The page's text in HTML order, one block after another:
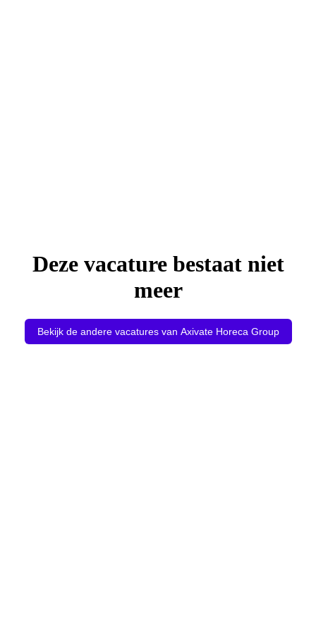
Deze vacature bestaat niet
meer
Bekijk de andere vacatures van Axivate Horeca Group